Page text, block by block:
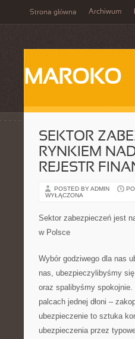
Strona główna Archiwum
MAROKO
SEKTOR
RYNKIEM
REJESTR
POSTED BY ADMIN
WYŁĄCZONA
Sektor zabezpieczeń jest
w Polsce
Wybór godziwego dla nas
nas, ubezpieczylibyśmy
oraz spalibyśmy
palcach jednej dłoni –
ubezpieczenie to sztuka
ubezpieczenia przez